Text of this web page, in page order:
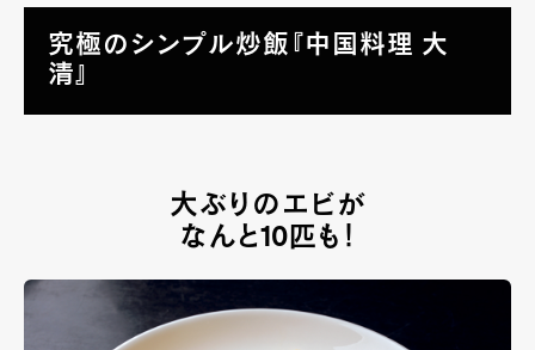
究極のシンプル炒飯『中国料理 大
清』
大ぶりのエビが
なんと10匹も！